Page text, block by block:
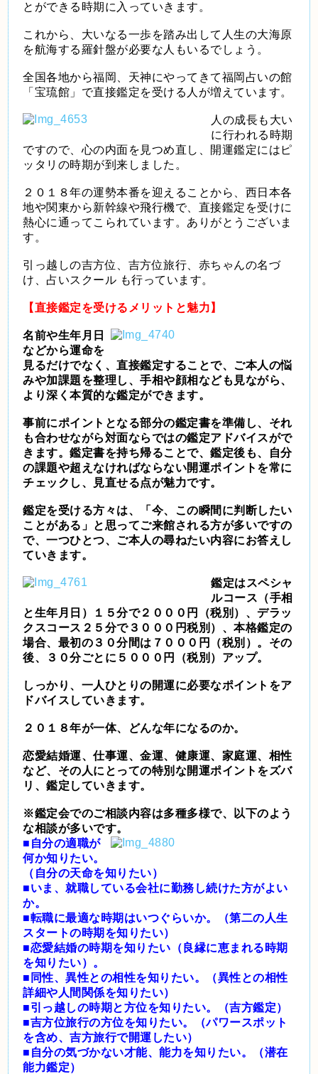
とができる時期に入っていきます。
これから、大いなる一歩を踏み出して人生の大海原
を航海する羅針盤が必要な人もいるでしょう。
全国各地から福岡、天神にやってきて福岡占いの館
「宝琉館」で直接鑑定を受ける人が増えています。
人の成長も大い
に行われる時期
ですので、心の内面を見つめ直し、開運鑑定にはピ
ッタリの時期が到来しました。
２０１８年の運勢本番を迎えることから、西日本各
地や関東から新幹線や飛行機で、直接鑑定を受けに
熱心に通ってこられています。ありがとうございま
す。
引っ越しの吉方位、吉方位旅行、赤ちゃんの名づ
け、占いスクール も行っています。
【直接鑑定を受けるメリットと魅力】
名前や生年月日
などから運命を
見るだけでなく、直接鑑定することで、ご本人の悩
みや加課題を整理し、手相や顔相なども見ながら、
より深く本質的な鑑定ができます。
事前にポイントとなる部分の鑑定書を準備し、それ
も合わせながら対面ならではの鑑定アドバイスがで
きます。鑑定書を持ち帰ることで、鑑定後も、自分
の課題や超えなければならない開運ポイントを常に
チェックし、見直せる点が魅力です。
鑑定を受ける方々は、「今、この瞬間に判断したい
ことがある」と思ってご来館される方が多いですの
で、一つひとつ、ご本人の尋ねたい内容にお答えし
ていきます。
鑑定はスペシャ
ルコース（手相
と生年月日）１５分で２０００円（税別）、デラッ
クスコース２５分で３０００円税別）、本格鑑定の
場合、最初の３０分間は７０００円（税別）。その
後、３０分ごとに５０００円（税別）アップ。
しっかり、一人ひとりの開運に必要なポイントをア
ドバイスしていきます。
２０１８年が一体、どんな年になるのか。
恋愛結婚運、仕事運、金運、健康運、家庭運、相性
など、その人にとっての特別な開運ポイントをズバ
リ、鑑定していきます。
※鑑定会でのご相談内容は多種多様で、以下のよう
な相談が多いです。
■自分の適職が
何か知りたい。
（自分の天命を知りたい）
■いま、就職している会社に勤務し続けた方がよい
か。
■転職に最適な時期はいつぐらいか。（第二の人生
スタートの時期を知りたい）
■恋愛結婚の時期を知りたい（良縁に恵まれる時期
を知りたい）。
■同性、異性との相性を知りたい。（異性との相性
詳細や人間関係を知りたい）
■引っ越しの時期と方位を知りたい。（吉方鑑定）
■吉方位旅行の方位を知りたい。（パワースポット
を含め、吉方旅行で開運したい）
■自分の気づかない才能、能力を知りたい。（潜在
能力鑑定）